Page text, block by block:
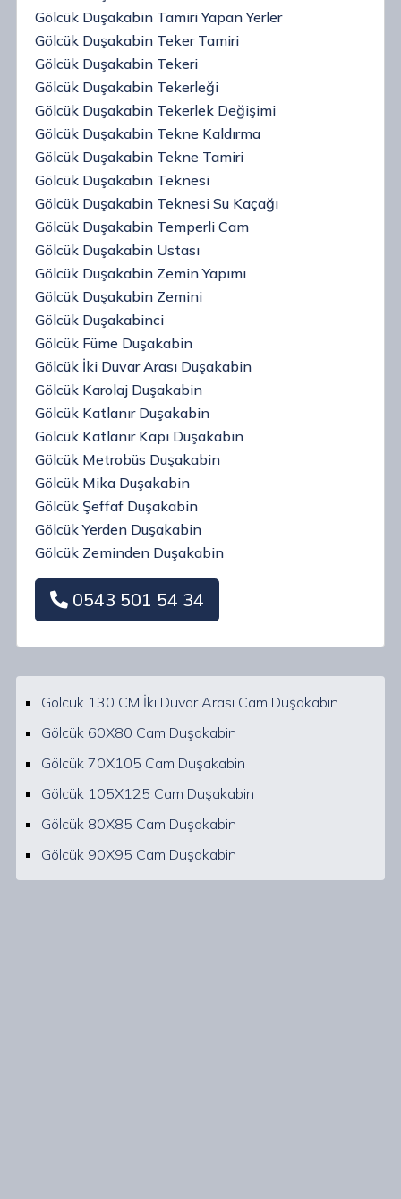
Gölcük Duşakabin Tamiri Yapan Yerler
Gölcük Duşakabin Teker Tamiri
Gölcük Duşakabin Tekeri
Gölcük Duşakabin Tekerleği
Gölcük Duşakabin Tekerlek Değişimi
Gölcük Duşakabin Tekne Kaldırma
Gölcük Duşakabin Tekne Tamiri
Gölcük Duşakabin Teknesi
Gölcük Duşakabin Teknesi Su Kaçağı
Gölcük Duşakabin Temperli Cam
Gölcük Duşakabin Ustası
Gölcük Duşakabin Zemin Yapımı
Gölcük Duşakabin Zemini
Gölcük Duşakabinci
Gölcük Füme Duşakabin
Gölcük İki Duvar Arası Duşakabin
Gölcük Karolaj Duşakabin
Gölcük Katlanır Duşakabin
Gölcük Katlanır Kapı Duşakabin
Gölcük Metrobüs Duşakabin
Gölcük Mika Duşakabin
Gölcük Şeffaf Duşakabin
Gölcük Yerden Duşakabin
Gölcük Zeminden Duşakabin
0543 501 54 34
Gölcük 130 CM İki Duvar Arası Cam Duşakabin
Gölcük 60X80 Cam Duşakabin
Gölcük 70X105 Cam Duşakabin
Gölcük 105X125 Cam Duşakabin
Gölcük 80X85 Cam Duşakabin
Gölcük 90X95 Cam Duşakabin